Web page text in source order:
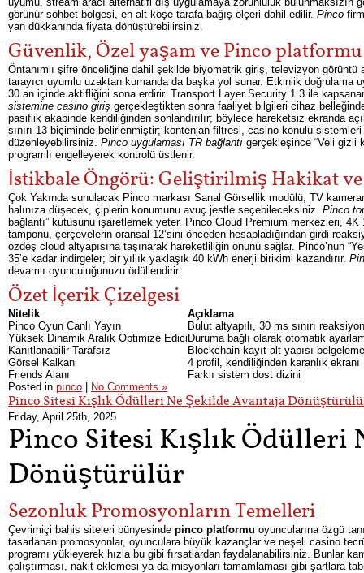
görünür sohbet bölgesi, en alt köşe tarafa bağış ölçeri dahil edilir. Pinco
yan dükkanında fiyata dönüştürebilirsiniz.
Güvenlik, Özel yaşam ve Pinco
Öntanımlı şifre önceliğine dahil şekilde biyometrik giriş, televizyon görüntü
tarayıcı uyumlu uzaktan kumanda da başka yol sunar. Etkinlik doğrulama
30 an içinde aktifliğini sona erdirir. Transport Layer Security 1.3 ile
sistemine casino giriş gerçekleştikten sonra faaliyet bilgileri cihaz
pasiflik akabinde kendiliğinden sonlandırılır; böylece hareketsiz ekranda
sınırı 13 biçiminde belirlenmiştir; kontenjan filtresi, casino konulu
düzenleyebilirsiniz. Pinco uygulaması TR bağlantı gerçekleşince “Veli gizli
programlı engelleyerek kontrolü üstlenir.
İstikbale Öngörü: Geliştirilmiş Hakikat ve
Çok Yakında sunulacak Pinco markası Sanal Görsellik modülü, TV
halınıza düşecek, çiplerin konumunu avuç jestle seçebileceksiniz. Pinco
bağlantı” kutusunu işaretlemek yeter. Pinco Cloud Premium merkezleri,
tamponu, çerçevelerin oransal 12’sini önceden hesapladığından girdi
özdeş cloud altyapısına taşınarak hareketliliğin önünü sağlar. Pinco’nun
35’e kadar indirgeler; bir yıllık yaklaşık 40 kWh enerji birikimi kazandırır.
devamlı oyunculuğunuzu ödüllendirir.
Özet İçerik Çizelgesi
Nitelik
Açıklama
Pinco Oyun Canlı Yayın
Bulut altyapılı, 30 ms sınırı
Yüksek Dinamik Aralık Optimize Edici Duruma bağlı olarak otomatik
Kanıtlanabilir Tarafsız
Blockchain kayıt alt yapısı
Görsel Kalkan
4 profil, kendiliğinden karanlık ekranı
Friends Alanı
Farklı sistem dost dizini
Posted in pınco No Comments »
Pinco Sitesi Kışlık Ödülleri Ne Şekilde Avantaja
Friday, April 25th, 2025
Pinco Sitesi Kışlık Ödülleri
Dönüştürülür
Sezonluk Promosyonların Temelleri
Çevrimiçi bahis siteleri bünyesinde pinco platformu oyuncularına özgü
tasarlanan promosyonlar, oyunculara büyük kazançlar ve neşeli casino
programı yükleyerek hızla bu gibi fırsatlardan faydalanabilirsiniz. Bunlar
çalıştırması, nakit eklemesi ya da misyonları tamamlaması gibi şartlara